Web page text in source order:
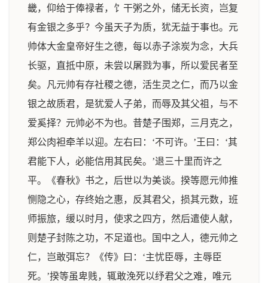
畿，仰给于俸禄者，饣干粥之外，储无长资，岂复
有金银之多乎？今虽天子为质，犹无益于事也。元
帅体大金皇帝好生之德，每以赤子涂炭为念，大兵
长驱，直抵中原，未尝以屠戮为事，所以爱民者至
矣。凡元帅有存社稷之德，活生灵之仁，而乃以金
银之故质君，是犹爱人子弟，而辱及其父祖，与不
爱奚择？元帅必不为也。昔楚子围郑，三月克之，
郑公肉袒牵羊以迎。左右曰：‘不可许。’王曰：‘其
君能下人，必能信用其民矣。’退三十里而许之
平。《春秋》书之，后世以为美谈。揆等愿元帅推
恻隐之心，存终始之惠，反其君父，损其元数，班
师振旅，缓以时月，使求之四方，然后遣使人献，
则楚子封陈之功，不足道也。国中之人，德元帅之
仁，岂敢弭忘？《传》曰：‘主忧臣辱，主辱臣
死。’揆等虽卑贱，辄敢浼死以纾君父之难，唯元